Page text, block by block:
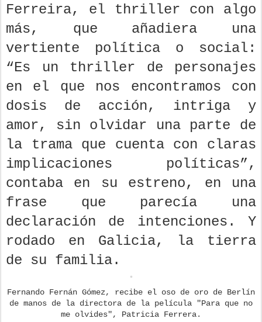
Ferreira, el thriller con algo
más, que añadiera una
vertiente política o social:
“Es un thriller de personajes
en el que nos encontramos con
dosis de acción, intriga y
amor, sin olvidar una parte de
la trama que cuenta con claras
implicaciones políticas”,
contaba en su estreno, en una
frase que parecía una
declaración de intenciones. Y
rodado en Galicia, la tierra
de su familia.
Fernando Fernán Gómez, recibe el oso de oro de Berlín
de manos de la directora de la película "Para que no
me olvides", Patricia Ferrera.